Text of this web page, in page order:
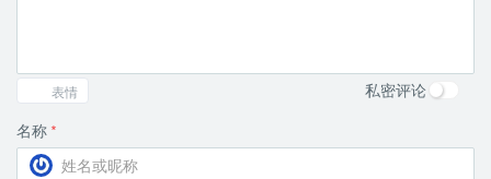
表情 私密评论
名称 *